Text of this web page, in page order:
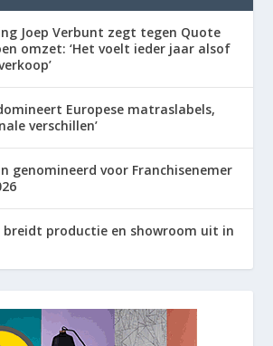
Joep Verbunt zegt tegen Quote
omzet: ‘Het voelt ieder jaar alsof
Europese matraslabels,
verschillen’
genomineerd voor Franchisenemer
breidt productie en showroom uit in